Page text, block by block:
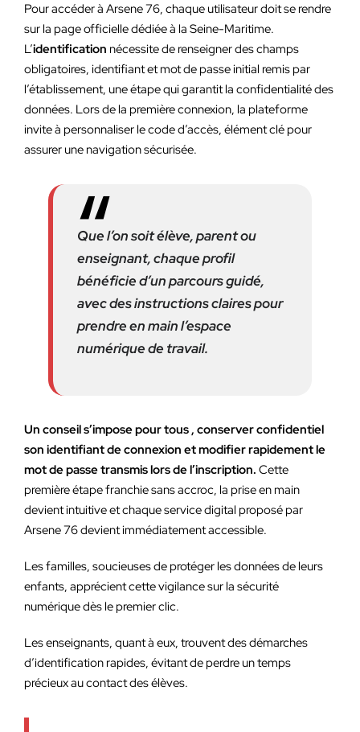
Pour accéder à Arsene 76, chaque utilisateur doit se rendre
sur la page officielle dédiée à la Seine-Maritime.
L’identification nécessite de renseigner des champs
obligatoires, identifiant et mot de passe initial remis par
l’établissement, une étape qui garantit la confidentialité des
données. Lors de la première connexion, la plateforme
invite à personnaliser le code d’accès, élément clé pour
assurer une navigation sécurisée.
Que l’on soit élève, parent ou
enseignant, chaque profil
bénéficie d’un parcours guidé,
avec des instructions claires pour
prendre en main l’espace
numérique de travail.
Un conseil s’impose pour tous , conserver confidentiel
son identifiant de connexion et modifier rapidement le
mot de passe transmis lors de l’inscription. Cette
première étape franchie sans accroc, la prise en main
devient intuitive et chaque service digital proposé par
Arsene 76 devient immédiatement accessible.
Les familles, soucieuses de protéger les données de leurs
enfants, apprécient cette vigilance sur la sécurité
numérique dès le premier clic.
Les enseignants, quant à eux, trouvent des démarches
d’identification rapides, évitant de perdre un temps
précieux au contact des élèves.